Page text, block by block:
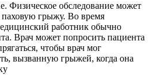
Физическое обследование может
паховую грыжу. Во время
работник обычно
Врач может попросить пациента
чтобы врач мог
вызванную грыжей, когда она